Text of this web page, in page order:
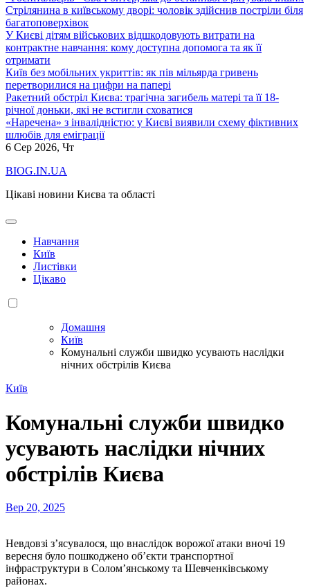
Стрілянина в київському дворі: чоловік здійснив постріли біля
багатоповерхівок
У Києві дітям військових відшкодовують витрати на
контрактне навчання: кому доступна допомога та як її
отримати
Київ без мобільних укриттів: як пів мільярда гривень
перетворилися на цифри на папері
Ракетний обстріл Києва: трагічна загибель матері та її 18-
річної доньки, які не встигли сховатися
«Наречена» з інвалідністю: у Києві виявили схему фіктивних
шлюбів для еміграції
6 Сер 2026, Чт
BIOG.IN.UA
Цікаві новини Києва та області
Навчання
Київ
Листівки
Цікаво
Домашня
Київ
Комунальні служби швидко усувають наслідки
нічних обстрілів Києва
Київ
Комунальні служби швидко
усувають наслідки нічних
обстрілів Києва
Вер 20, 2025
Невдовзі з’ясувалося, що внаслідок ворожої атаки вночі 19
вересня було пошкоджено об’єкти транспортної
інфраструктури в Солом’янському та Шевченківському
районах.